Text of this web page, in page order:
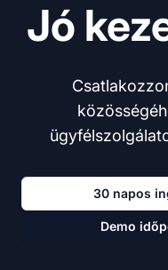
Jó
30 napos
Demo